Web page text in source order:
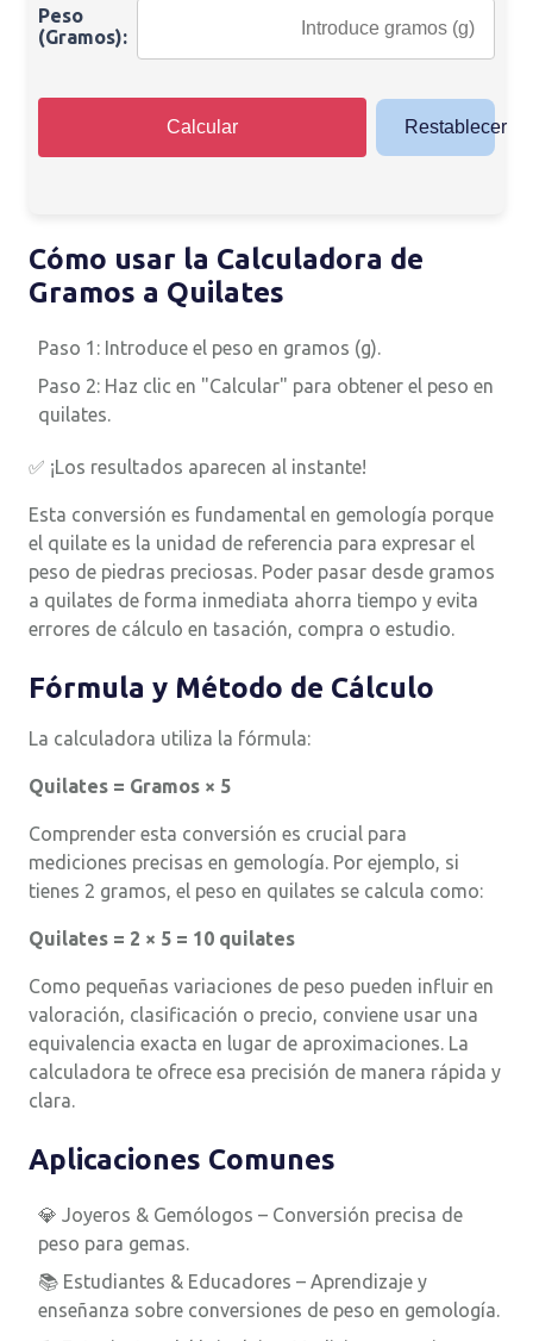
Peso
(Gramos):
Calcular Restablecer
Cómo usar la Calculadora de
Gramos a Quilates
Paso 1: Introduce el peso en gramos (g).
Paso 2: Haz clic en "Calcular" para obtener el peso en
quilates.
✅ ¡Los resultados aparecen al instante!
Esta conversión es fundamental en gemología porque
el quilate es la unidad de referencia para expresar el
peso de piedras preciosas. Poder pasar desde gramos
a quilates de forma inmediata ahorra tiempo y evita
errores de cálculo en tasación, compra o estudio.
Fórmula y Método de Cálculo
La calculadora utiliza la fórmula:
Quilates = Gramos × 5
Comprender esta conversión es crucial para
mediciones precisas en gemología. Por ejemplo, si
tienes 2 gramos, el peso en quilates se calcula como:
Quilates = 2 × 5 = 10 quilates
Como pequeñas variaciones de peso pueden influir en
valoración, clasificación o precio, conviene usar una
equivalencia exacta en lugar de aproximaciones. La
calculadora te ofrece esa precisión de manera rápida y
clara.
Aplicaciones Comunes
💎 Joyeros & Gemólogos – Conversión precisa de
peso para gemas.
📚 Estudiantes & Educadores – Aprendizaje y
enseñanza sobre conversiones de peso en gemología.